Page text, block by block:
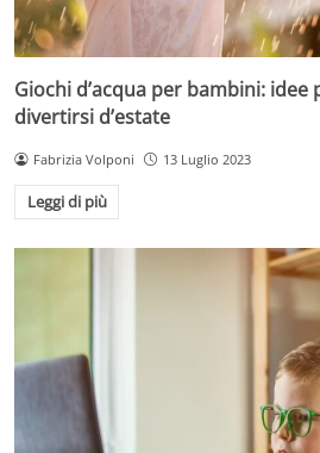
Giochi d’acqua per bambini:
divertirsi d’estate
Fabrizia Volponi 13 Luglio 2023
Leggi di più